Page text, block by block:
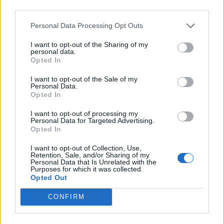
Personal Data Processing Opt Outs
I want to opt-out of the Sharing of my
personal data.
Opted In
I want to opt-out of the Sale of my
Personal Data.
Opted In
I want to opt-out of processing my
Personal Data for Targeted Advertising.
Opted In
I want to opt-out of Collection, Use,
Retention, Sale, and/or Sharing of my
Personal Data that Is Unrelated with the
Purposes for which it was collected.
Opted Out
CONFIRM
Claude Fable 5: Τι μπορεί να κάνει το νέο
μοντέλο “Mythos” της Anthropic
11.06.26
Ο ερευνητής Ethan Mollick δοκίμασε το Claude Fable 5 της
Anthropic και λέει ότι ξεπερνά αισθητά άλλα δημόσια
μοντέλα, δημιουργώντας από ένα μόνο prompt παιχνίδια,